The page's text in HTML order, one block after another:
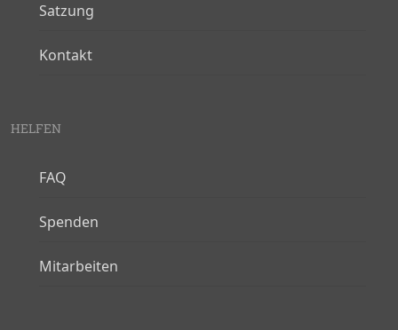
Satzung
Kontakt
HELFEN
FAQ
Spenden
Mitarbeiten